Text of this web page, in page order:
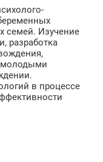
семей. Изучение
разработка
молодыми
в процессе